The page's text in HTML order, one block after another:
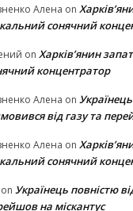
Алена on
сонячний
on Харків’янин
концентратор
Алена on
від газу та
Алена on
сонячний
on Українець повністю
на міскантус